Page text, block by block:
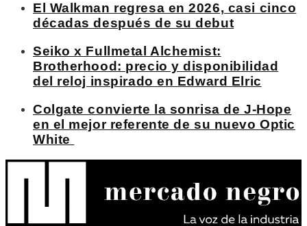
El Walkman regresa en 2026, casi cinco
décadas después de su debut
Seiko x Fullmetal Alchemist:
Brotherhood: precio y disponibilidad
del reloj inspirado en Edward Elric
Colgate convierte la sonrisa de J-Hope
en el mejor referente de su nuevo Optic
White